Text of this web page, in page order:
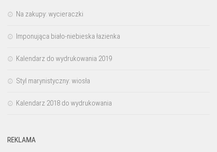
Na zakupy: wycieraczki
Imponująca biało-niebieska łazienka
Kalendarz do wydrukowania 2019
Styl marynistyczny: wiosła
Kalendarz 2018 do wydrukowania
REKLAMA